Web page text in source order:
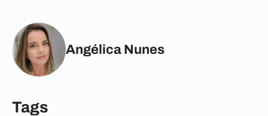
Angélica Nunes
Tags